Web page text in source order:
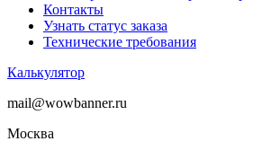
Контакты
Узнать статус заказа
Технические требования
Калькулятор
mail@wowbanner.ru
Москва